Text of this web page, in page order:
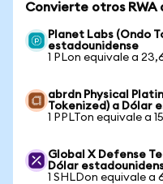
Convierte otros RWA
Planet Labs (Ondo
estadounidense
1 PLon equivale a
abrdn Physical
Tokenized) a Dólar
1 PPLTon equivale a
Global X Defense
Dólar
1 SHLDon equivale a